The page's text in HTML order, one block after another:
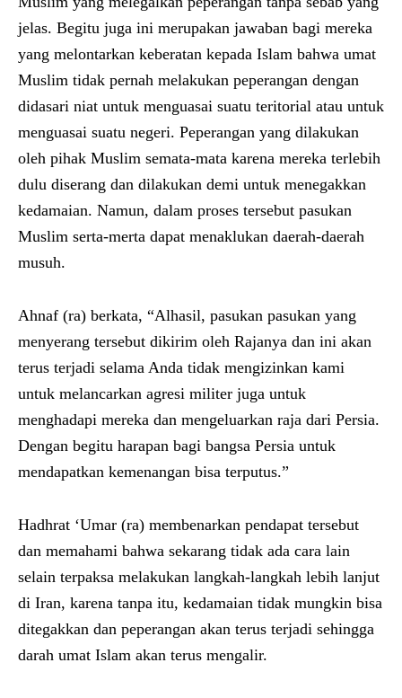
jelas. Begitu juga ini merupakan jawaban bagi mereka
yang melontarkan keberatan kepada Islam bahwa umat
Muslim tidak pernah melakukan peperangan dengan
didasari niat untuk menguasai suatu teritorial atau untuk
menguasai suatu negeri. Peperangan yang dilakukan
oleh pihak Muslim semata-mata karena mereka terlebih
dulu diserang dan dilakukan demi untuk menegakkan
kedamaian. Namun, dalam proses tersebut pasukan
Muslim serta-merta dapat menaklukan daerah-daerah
musuh.
Ahnaf (ra) berkata, “Alhasil, pasukan pasukan yang
menyerang tersebut dikirim oleh Rajanya dan ini akan
terus terjadi selama Anda tidak mengizinkan kami
untuk melancarkan agresi militer juga untuk
menghadapi mereka dan mengeluarkan raja dari Persia.
Dengan begitu harapan bagi bangsa Persia untuk
mendapatkan kemenangan bisa terputus.”
Hadhrat ‘Umar (ra) membenarkan pendapat tersebut
dan memahami bahwa sekarang tidak ada cara lain
selain terpaksa melakukan langkah-langkah lebih lanjut
di Iran, karena tanpa itu, kedamaian tidak mungkin bisa
ditegakkan dan peperangan akan terus terjadi sehingga
darah umat Islam akan terus mengalir.